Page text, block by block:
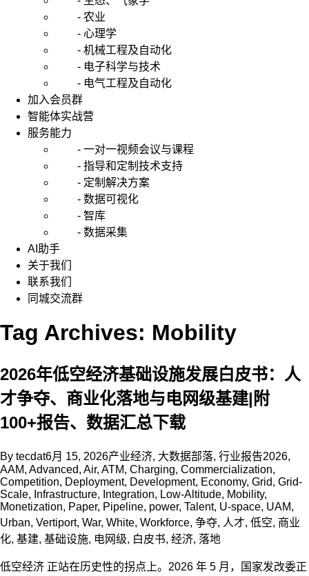
- 农业
- 心理学
- 机械工程及自动化
- 电子科学与技术
- 电气工程及自动化
加入会员群
智能体实战营
服务能力
- 一对一视频会议与课程
- 指导和定制技术支持
- 定制解决方案
- 数据可视化
- 智库
- 数据采集
AI助手
关于我们
联系我们
同城交流群
Tag Archives: Mobility
2026年低空经济基础设施发展白皮书：人
才争夺、商业化落地与电网级基建|附
100+报告、数据汇总下载
By tecdat6月 15, 2026产业经济, 大数据部落, 行业报告2026,
AAM, Advanced, Air, ATM, Charging, Commercialization,
Competition, Deployment, Development, Economy, Grid, Grid-
Scale, Infrastructure, Integration, Low-Altitude, Mobility,
Monetization, Paper, Pipeline, power, Talent, U-space, UAM,
Urban, Vertiport, War, White, Workforce, 争夺, 人才, 低空, 商业
化, 基建, 基础设施, 电网级, 白皮书, 经济, 落地
低空经济 正站在历史性的拐点上。2026 年 5 月，国家发改委正